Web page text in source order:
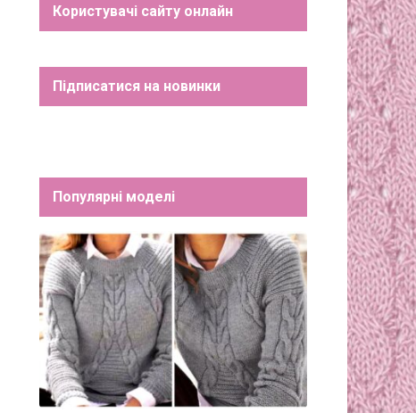
Користувачі сайту онлайн
Підписатися на новинки
Популярні моделі